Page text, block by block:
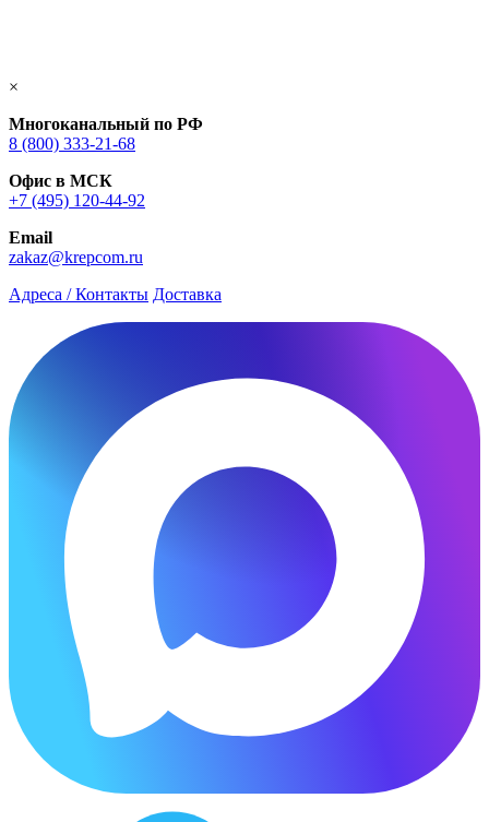
×
Многоканальный по РФ
8 (800) 333‑21-68
Офис в МСК
+7 (495) 120-44-92
Email
zakaz@krepcom.ru
Адреса / Контакты Доставка